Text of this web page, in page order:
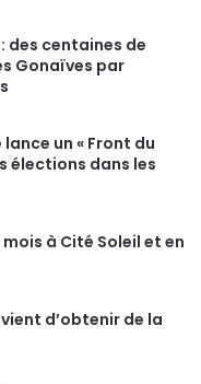
des centaines de
Gonaïves par
un « Front du
élections dans les
à Cité Soleil et en
d’obtenir de la